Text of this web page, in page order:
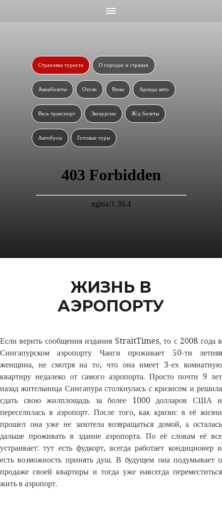
Страховка туриста О городах и странах
Авиабилеты Отели Визы Аренда авто
Весь транспорт Экскурсии Ж/д билеты
Автобусы Готовые туры
ЖИЗНЬ В
АЭРОПОРТУ
Если верить сообщения издания StraitTimes, то с 2008 года в
Сингапурском аэропорту Чанги проживает 50-ти летняя
женщина, не смотря на то, что она имеет 3-ех комнатную
квартиру недалеко от самого аэропорта. Просто почти 9 лет
назад жительница Сингапура столкнулась с кризисом и решила
сдать свою жилплощадь за более 1000 долларов США и
переселилась в аэропорт. После того, как кризис в её жизни
прошел она уже не захотела возвращаться домой, а осталась
дальше проживать в здание аэропорта. По её словам её все
устраивает: тут есть фудкорт, всегда работает кондиционер и
есть возможность принять душ. В будущем она подумывает о
продаже своей квартиры и тогда уже навсегда переместиться
жить в аэропорт.